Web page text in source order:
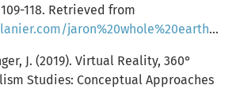
118. Retrieved from
jaron%20whole%20earth%20review.pdf
J. (2019). Virtual Reality, 360°
Studies: Conceptual Approaches